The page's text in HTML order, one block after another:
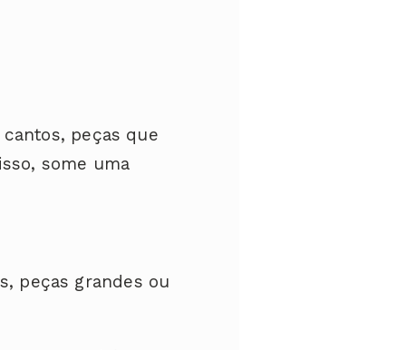
peças que
some uma
peças grandes ou